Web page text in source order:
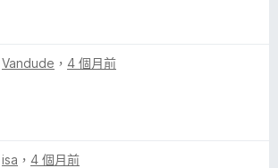
Vandude ， 4 個月前
isa ， 4 個月前